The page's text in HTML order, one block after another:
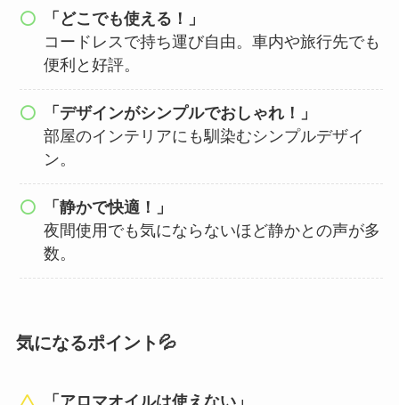
「どこでも使える！」
コードレスで持ち運び自由。車内や旅行先でも
便利と好評。
「デザインがシンプルでおしゃれ！」
部屋のインテリアにも馴染むシンプルデザイ
ン。
「静かで快適！」
夜間使用でも気にならないほど静かとの声が多
数。
気になるポイント💦